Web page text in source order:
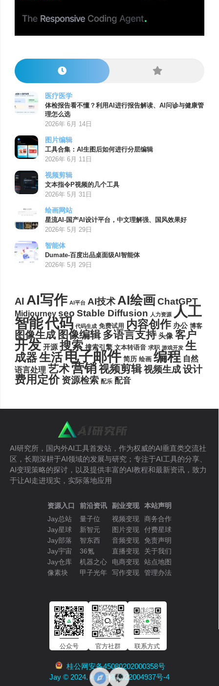
医疗医学
体检报告看不懂？利用AI进行报告解读、AI问诊与健康管
理怎么选
2026年 6月 14日
图片编辑
工具合集：AI生图后如何进行分层编辑
2026年 6月 11日
视频剪辑
文本指令P视频的几个工具
2026年 5月 31日
绘画网站
星流AI-国产AI设计平台，中文理解强、国风效果好
2026年 5月 29日
智能体
Dumate-百度出品桌面级AI智能体
2026年 5月 29日
AI AI写作 AI平台 AI技术AI绘画ChatGPT
Midjourney seo Stable Diffusion 人力资源 人工
智能代码 代码生成 免费试用 内容创作 办公 博客
图像生成 图像编辑 多语言支持 头像 客户
开发 开源 搜索 搜索引擎 文本转语音 求职 游戏开发 生
成器生活电子邮件 简历 绘画 编程 自然
语言处理 艺术营销视频剪辑视频生成设计
费用定价 资源检索 配乐 配音
AI研究所，国内外AI工具首发站，作为权威的AI垂直类交流社
区，长期深耕于AI领域的发展与研究；专注于AI工具的分享、
AI变现策略的探讨，以及提供丰富的AI教程和最新资讯，致力
于让AI走进现实，实际落地应用
资源入口
Jay总站
Jay星球
Jay部落
Jay宇宙
Jay仓库
像素块
前沿资讯
量子位
新智元
智东西
36氪
机器之心
甲子光年
副业变现
视频变现
图片变现
音频变现
直播变现
电商变现
写作变现
本站声明
商务合作
付费星球
免责声明
关于我们
站点地图
管理办法
公众号 官方社群 联系方式
桂公网安备45080202000358号
Jay © 2024. 桂ICP备2022004937号-4